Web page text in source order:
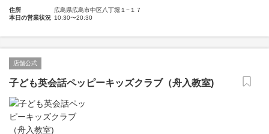
住所
広島県広島市中区八丁堀１−１７
本日の営業状況 10:30〜20:30
店舗公式
子ども英会話ペッピーキッズクラブ（舟入教室)